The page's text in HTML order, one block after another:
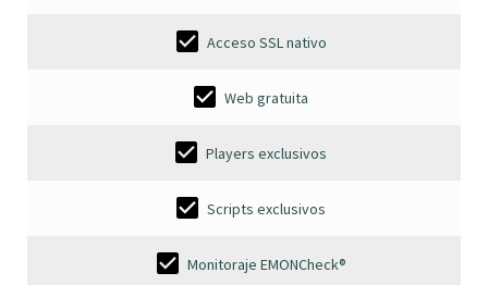
Acceso SSL nativo
Web gratuita
Players exclusivos
Scripts exclusivos
Monitoraje EMONCheck®